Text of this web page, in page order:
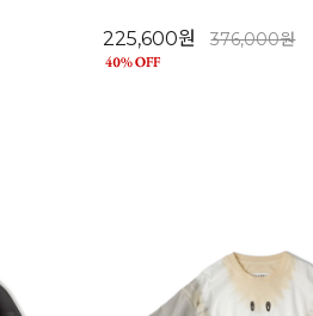
225,600원 376,000원